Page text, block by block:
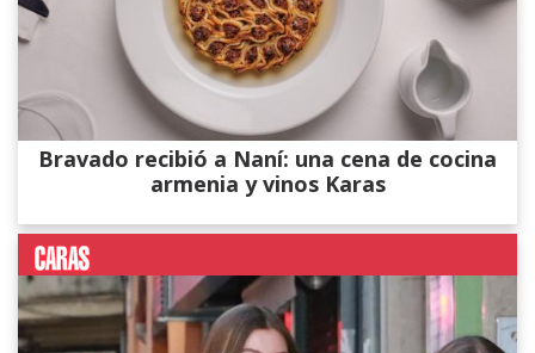
Bravado recibió a Naní: una cena de cocina
armenia y vinos Karas